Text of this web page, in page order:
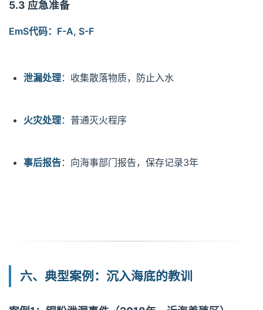
5.3 应急准备
EmS代码：F-A, S-F
泄漏处理：收集散落物质，防止入水
火灾处理：普通灭火程序
事后报告：向海事部门报告，保存记录3年
六、典型案例：沉入海底的教训